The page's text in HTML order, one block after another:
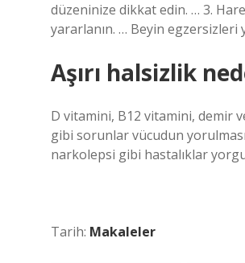
düzeninize dikkat edin. … 3.
yararlanın. … Beyin egzersizleri
Aşırı halsizlik
D vitamini, B12 vitamini, demir
gibi sorunlar vücudun
narkolepsi gibi hastalıklar
Tarih: Makaleler